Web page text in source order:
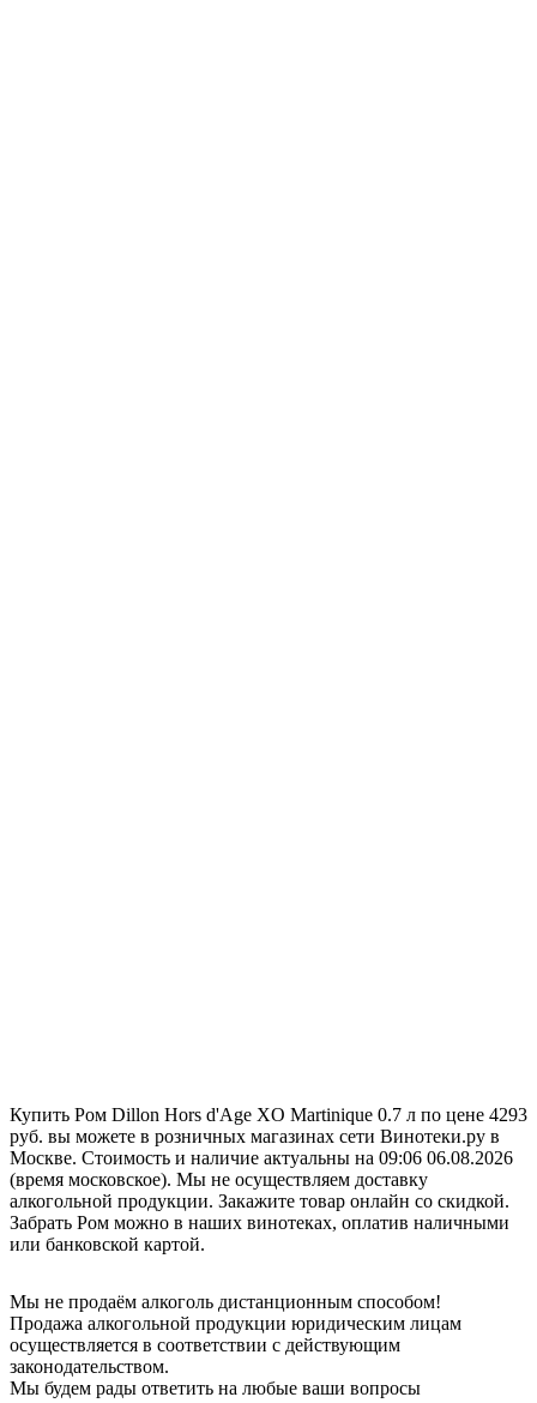
Купить Ром Dillon Hors d'Age XO Martinique 0.7 л по цене 4293
руб. вы можете в розничных магазинах сети Винотеки.ру в
Москве. Стоимость и наличие актуальны на 09:06 06.08.2026
(время московское). Мы не осуществляем доставку
алкогольной продукции. Закажите товар онлайн со скидкой.
Забрать Ром можно в наших винотеках, оплатив наличными
или банковской картой.
Мы не продаём алкоголь дистанционным способом!
Продажа алкогольной продукции юридическим лицам
осуществляется в соответствии с действующим
законодательством.
Мы будем рады ответить на любые ваши вопросы